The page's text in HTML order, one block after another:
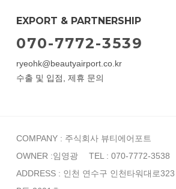
EXPORT & PARTNERSHIP
070-7772-3539
ryeohk@beautyairport.co.kr
수출 및 입점, 제휴 문의
COMPANY : 주식회사 뷰티에어포트
OWNER :임영광
TEL : 070-7772-3538
ADDRESS : 인천 연수구 인천타워대로